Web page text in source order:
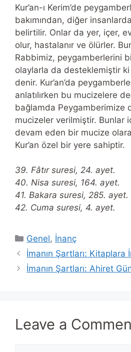
Kur’an-ı Kerim’de
bakımından, diğer
belirtilir. Onlar da yer, içer,
olur, hastalanır ve ölürler.
Rabbimiz, peygamberlerini
olaylarla da desteklemiştir ki
denir. Kur’an’da
anlatılırken bu mucizelere
bağlamda Peygamberimize
mucizeler verilmiştir. Bunlar
devam eden bir mucize
Kur’an özel bir yere sahiptir.
39. Fâtır suresi, 24. ayet.
40. Nisa suresi, 164. ayet.
41. Bakara suresi, 285. ayet.
42. Cuma suresi, 4. ayet.
Categories
Genel, İnanç
İmanın Şartları: Kitaplara
İmanın Şartları: Ahiret
Leave a